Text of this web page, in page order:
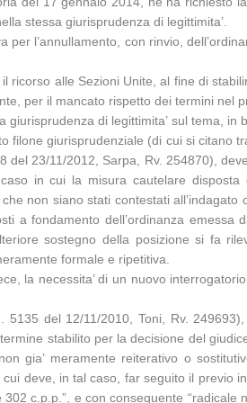
stessa giurisprudenza di legittimita’.
l’annullamento, con rinvio,
alle Sezioni Unite, al fine di
per il mancato rispetto dei termini nel
di legittimita’ sul tema,
giurisprudenziale (di cui si citano
23/11/2012, Sarpa, Rv. 254870),
in cui la misura cautelare
non siano stati contestati
fondamento dell’ordinanza emessa
sostegno della posizione si fa
formale e ripetitiva.
la necessita’ di un nuovo
del 12/11/2010, Toni, Rv.
stabilito per la decisione del
gia’ meramente reiterativo o
deve, in tal caso, far seguito il previo
c.p.p.”, e con conseguente “radicale